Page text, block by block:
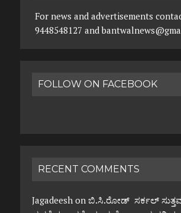
For news and advertisements
9448548127 and
FOLLOW ON FACEBOOK
RECENT COMMENTS
Jagadeeshon ಬಿ.ಸಿ.ರೋಡ್ ಸರ್ಕಲ್